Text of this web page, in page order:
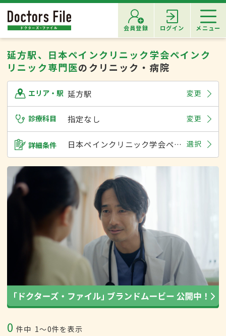
会員登録 ログイン メニュー
延方駅、日本ペインクリニック学会ペインク
リニック専門医のクリニック・病院
エリア・駅 延方駅 変更
診療科目 指定なし 変更
詳細条件 日本ペインクリニック学会ペインクリニック専門医 選択
0 件中 1〜0件を表示